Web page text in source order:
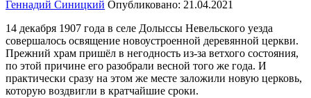
Геннадий Синицкий Опубликовано: 21.04.2021
14 декабря 1907 года в селе Долыссы Невельского уезда
совершалось освящение новоустроенной деревянной церкви.
Прежний храм пришёл в негодность из-за ветхого состояния,
по этой причине его разобрали весной того же года. И
практически сразу на этом же месте заложили новую церковь,
которую воздвигли в кратчайшие сроки.